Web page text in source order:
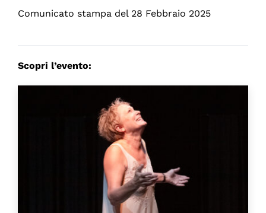
Comunicato stampa del 28 Febbraio 2025
Scopri l’evento: